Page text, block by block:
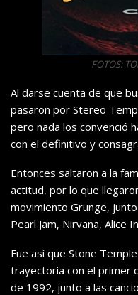
FOTOS:
Al darse cuenta de que
pasaron por Stereo
pero nada los convenció
con el definitivo y
Entonces saltaron a la
actitud, por lo que
movimiento Grunge,
Pearl Jam, Nirvana, Alice
Fue así que Stone
trayectoria con el primer
de 1992, junto a las